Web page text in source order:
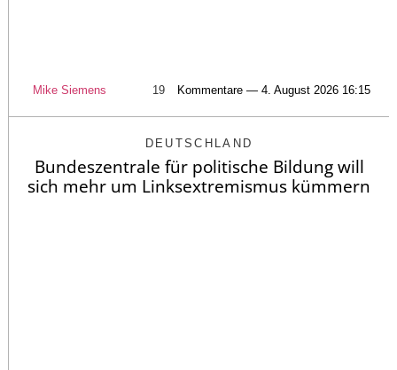
Mike Siemens 19 Kommentare — 4. August 2026 16:15
DEUTSCHLAND
Bundeszentrale für politische Bildung will
sich mehr um Linksextremismus kümmern